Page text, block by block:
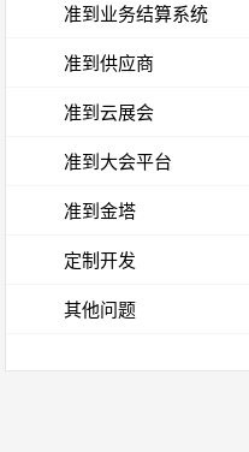
准到业务结算系统
准到供应商
准到云展会
准到大会平台
准到金塔
定制开发
其他问题